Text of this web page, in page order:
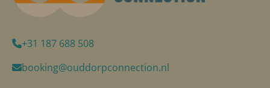
+31 187 688 508
booking@ouddorpconnection.nl